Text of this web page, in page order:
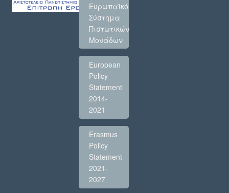
Ευρωπαϊκό
Σύστημα
Πιστωτικών
Μονάδων
European
Policy
Statement
2014-
2021
Erasmus
Policy
Statement
2021-
2027